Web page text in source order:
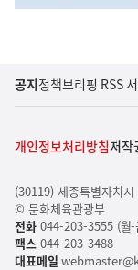
공지정책브리핑 RSS
개인정보처리방침저작
(30119) 세종특별자치
© 문화체육관광부
전화044-203-3555 (월-
팩스 044-203-3488
대표메일